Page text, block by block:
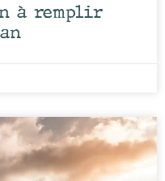
à remplir